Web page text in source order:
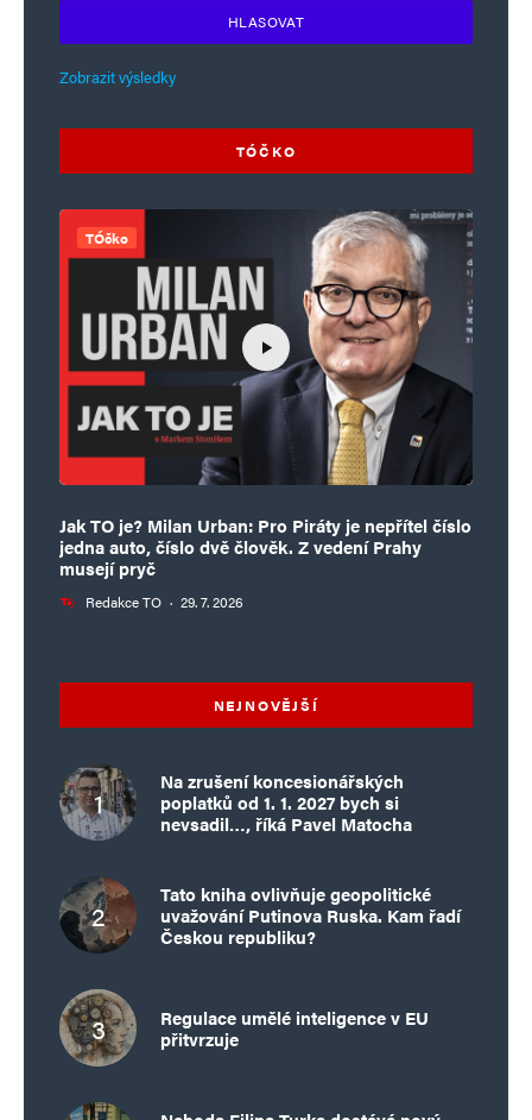
HLASOVAT
Zobrazit výsledky
TÓČKO
TÓčko
Jak TO je? Milan Urban: Pro Piráty je nepřítel číslo
jedna auto, číslo dvě člověk. Z vedení Prahy
musejí pryč
Redakce TO · 29. 7. 2026
NEJNOVĚJŠÍ
Na zrušení koncesionářských
poplatků od 1. 1. 2027 bych si
nevsadil…, říká Pavel Matocha
Tato kniha ovlivňuje geopolitické
uvažování Putinova Ruska. Kam řadí
Českou republiku?
Regulace umělé inteligence v EU
přitvrzuje